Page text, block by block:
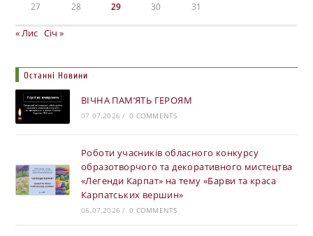
27 28 29 30 31
« Лис Січ »
Останні Новини
ВІЧНА ПАМ’ЯТЬ ГЕРОЯМ
07.07.2026 / 0 COMMENTS
Роботи учасників обласного конкурсу
образотворчого та декоративного мистецтва
«Легенди Карпат» на тему «Барви та краса
Карпатських вершин»
06.07.2026 / 0 COMMENTS